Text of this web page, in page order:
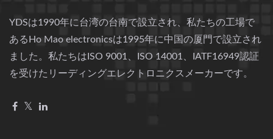
YDSは1990年に台湾の台南で設立され、私たちの工場で
あるHo Mao electronicsは1995年に中国の厦門で設立され
ました。私たちはISO 9001、ISO 14001、IATF16949認証
を受けたリーディングエレクトロニクスメーカーです。